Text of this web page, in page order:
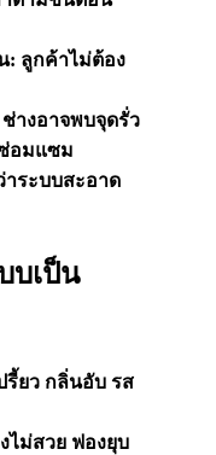
: ลูกค้าไม่ต้อง
างอาจพบจุดรั่ว
อมแซม
ระบบสะอาด
บเป็น
รี้ยว กลิ่นอับ รส
ไม่สวย ฟองยุบ